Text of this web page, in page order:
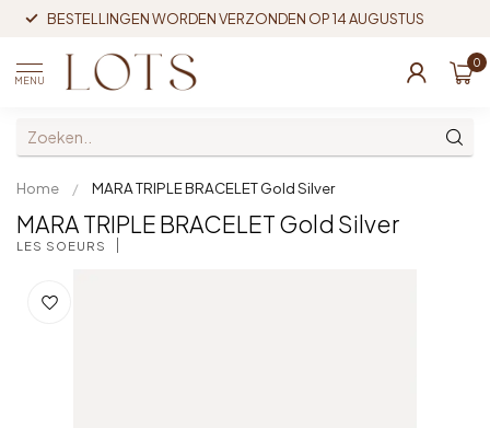
BESTELLINGEN WORDEN VERZONDEN OP 14 AUGUSTUS
MENU
0
Home / MARA TRIPLE BRACELET Gold Silver
MARA TRIPLE BRACELET Gold Silver
LES SOEURS